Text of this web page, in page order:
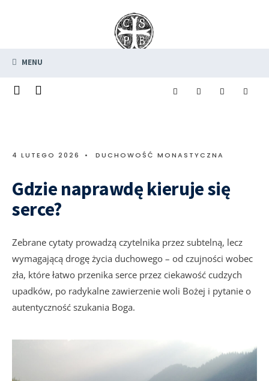
MENU
4 LUTEGO 2026 • DUCHOWOŚĆ MONASTYCZNA
Gdzie naprawdę kieruje się
serce?
Zebrane cytaty prowadzą czytelnika przez subtelną, lecz
wymagającą drogę życia duchowego – od czujności wobec
zła, które łatwo przenika serce przez ciekawość cudzych
upadków, po radykalne zawierzenie woli Bożej i pytanie o
autentyczność szukania Boga.